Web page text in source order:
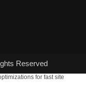
Reserved